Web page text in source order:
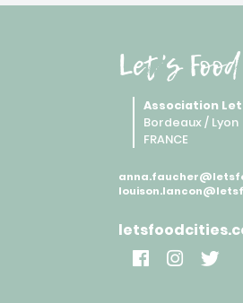
Let's Food
Association
Bordeaux / Lyon
FRANCE